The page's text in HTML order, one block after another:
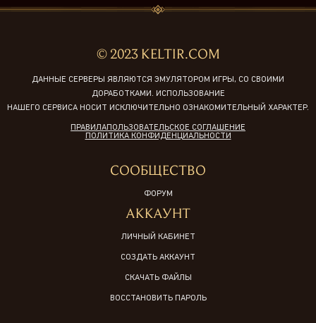
© 2023 KELTIR.COM
ДАННЫЕ СЕРВЕРЫ ЯВЛЯЮТСЯ ЭМУЛЯТОРОМ ИГРЫ, СО СВОИМИ
ДОРАБОТКАМИ. ИСПОЛЬЗОВАНИЕ
НАШЕГО СЕРВИСА НОСИТ ИСКЛЮЧИТЕЛЬНО ОЗНАКОМИТЕЛЬНЫЙ ХАРАКТЕР.
ПРАВИЛА ПОЛЬЗОВАТЕЛЬСКОЕ СОГЛАШЕНИЕ
ПОЛИТИКА КОНФИДЕНЦИАЛЬНОСТИ
СООБЩЕСТВО
ФОРУМ
АККАУНТ
ЛИЧНЫЙ КАБИНЕТ
СОЗДАТЬ АККАУНТ
СКАЧАТЬ ФАЙЛЫ
ВОССТАНОВИТЬ ПАРОЛЬ